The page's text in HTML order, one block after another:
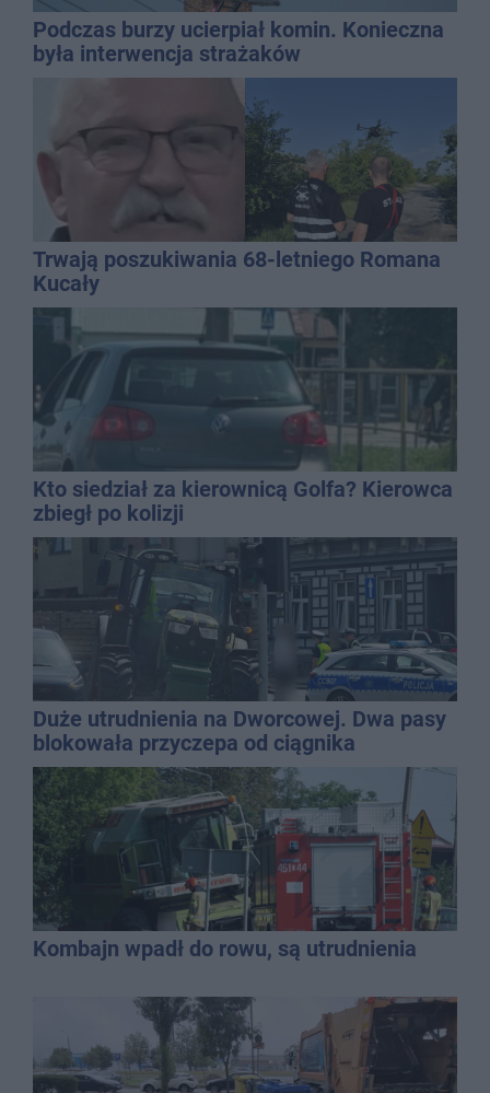
Podczas burzy ucierpiał komin. Konieczna
była interwencja strażaków
Trwają poszukiwania 68-letniego Romana
Kucały
Kto siedział za kierownicą Golfa? Kierowca
zbiegł po kolizji
Duże utrudnienia na Dworcowej. Dwa pasy
blokowała przyczepa od ciągnika
Kombajn wpadł do rowu, są utrudnienia